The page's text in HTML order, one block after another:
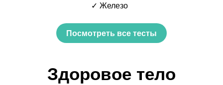
✓ Железо
Посмотреть все тесты
Здоровое тело